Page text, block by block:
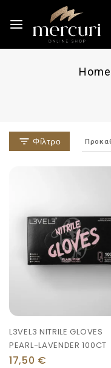
Home
Φίλτρο
L3VEL3 NITRILE GLOVES
PEARL-LAVENDER 100CT
17,50 €